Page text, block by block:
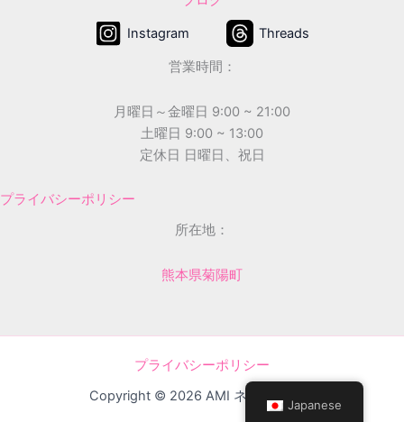
Instagram Threads
営業時間：
月曜日～金曜日 9:00 ~ 21:00
土曜日 9:00 ~ 13:00
定休日 日曜日、祝日
プライバシーポリシー
所在地：
熊本県菊陽町
プライバシーポリシー
Copyright © 2026 AMI ネイルサロン
Japanese